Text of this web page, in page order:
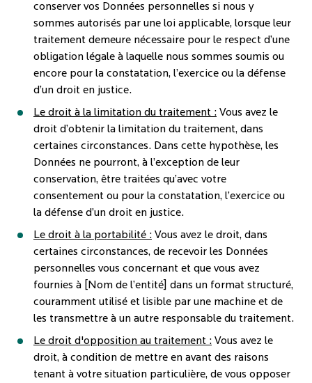
conserver vos Données personnelles si nous y
sommes autorisés par une loi applicable, lorsque leur
traitement demeure nécessaire pour le respect d’une
obligation légale à laquelle nous sommes soumis ou
encore pour la constatation, l’exercice ou la défense
d’un droit en justice.
Le droit à la limitation du traitement : Vous avez le
droit d’obtenir la limitation du traitement, dans
certaines circonstances. Dans cette hypothèse, les
Données ne pourront, à l’exception de leur
conservation, être traitées qu’avec votre
consentement ou pour la constatation, l’exercice ou
la défense d’un droit en justice.
Le droit à la portabilité : Vous avez le droit, dans
certaines circonstances, de recevoir les Données
personnelles vous concernant et que vous avez
fournies à [Nom de l’entité] dans un format structuré,
couramment utilisé et lisible par une machine et de
les transmettre à un autre responsable du traitement.
Le droit d'opposition au traitement : Vous avez le
droit, à condition de mettre en avant des raisons
tenant à votre situation particulière, de vous opposer